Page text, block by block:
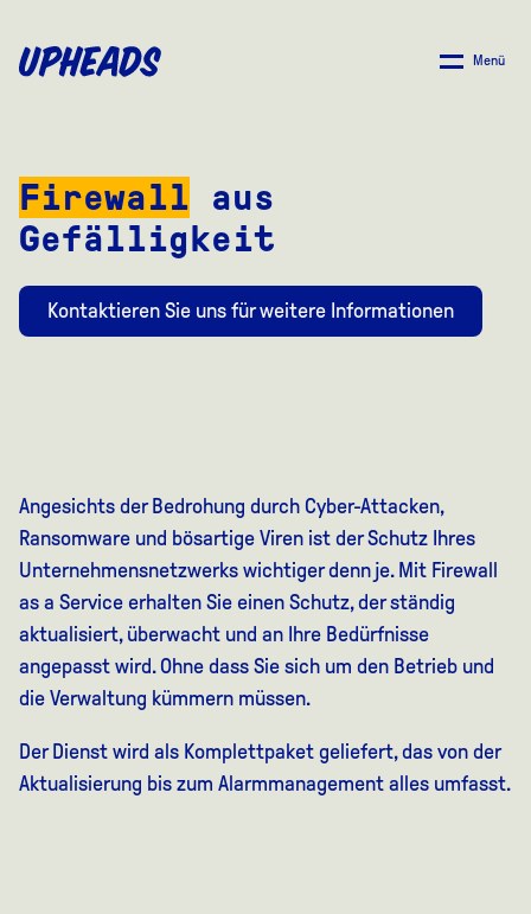
SPRINGEN
Menü
Firewall aus
Gefälligkeit
Kontaktieren Sie uns für weitere Informationen
Angesichts der Bedrohung durch Cyber-Attacken,
Ransomware und bösartige Viren ist der Schutz Ihres
Unternehmensnetzwerks wichtiger denn je. Mit Firewall
as a Service erhalten Sie einen Schutz, der ständig
aktualisiert, überwacht und an Ihre Bedürfnisse
angepasst wird. Ohne dass Sie sich um den Betrieb und
die Verwaltung kümmern müssen.
Der Dienst wird als Komplettpaket geliefert, das von der
Aktualisierung bis zum Alarmmanagement alles umfasst.